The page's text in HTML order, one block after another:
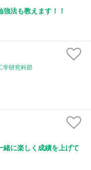
法も教えます！！
学研究科部
緒に楽しく成績を上げて